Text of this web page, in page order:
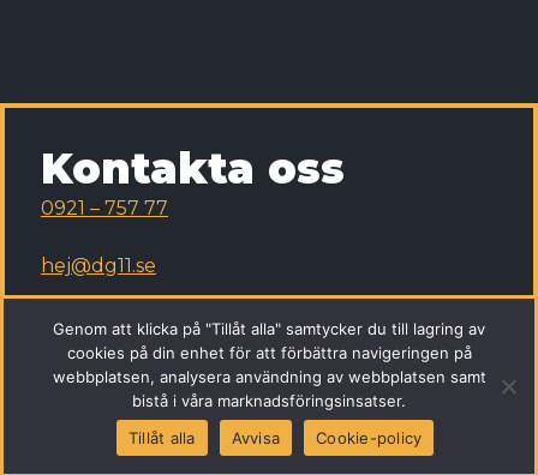
Kontakta oss
0921 – 757 77
hej@dg11.se
Drottninggatan 11, 961 35 Boden
©2026
Genom att klicka på "Tillåt alla" samtycker du till lagring av
cookies på din enhet för att förbättra navigeringen på
webbplatsen, analysera användning av webbplatsen samt
bistå i våra marknadsföringsinsatser.
Tillåt alla
Avvisa Cookie-policy